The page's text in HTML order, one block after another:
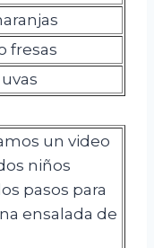
fresas
un video
niños
pasos para
ensalada de